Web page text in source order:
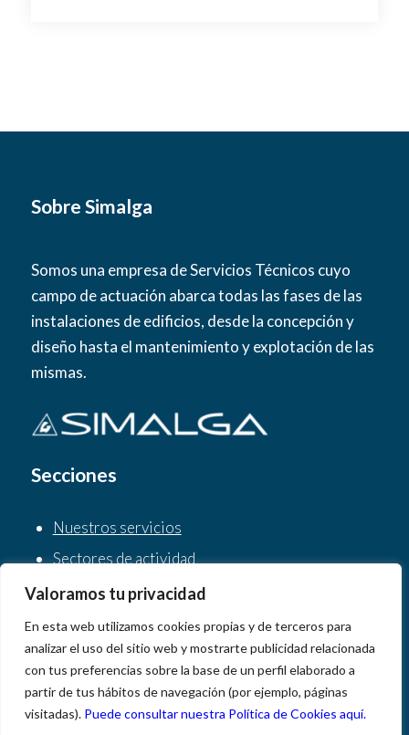
Valoramos tu privacidad
En esta web utilizamos cookies propias y de terceros para
analizar el uso del sitio web y mostrarte publicidad relacionada
con tus preferencias sobre la base de un perfil elaborado a
partir de tus hábitos de navegación (por ejemplo, páginas
visitadas). Puede consultar nuestra Política de Cookies aquí.
Sobre Simalga
Somos una empresa de Servicios Técnicos cuyo
campo de actuación abarca todas las fases de las
instalaciones de edificios, desde la concepción y
diseño hasta el mantenimiento y explotación de las
mismas.
Secciones
Nuestros servicios
Sectores de actividad
Sobre Simalga
Clientes
Noticias
Contacto
Canal denuncias